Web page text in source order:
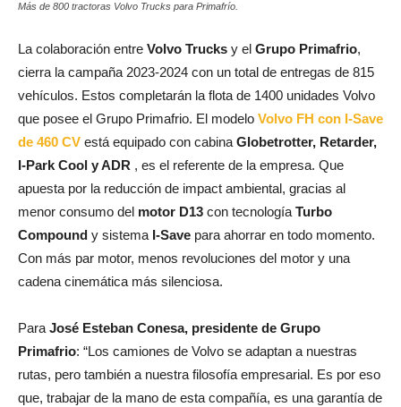
Más de 800 tractoras Volvo Trucks para Primafrío.
La colaboración entre Volvo Trucks y el Grupo Primafrio,
cierra la campaña 2023-2024 con un total de entregas de 815
vehículos. Estos completarán la flota de 1400 unidades Volvo
que posee el Grupo Primafrio. El modelo Volvo FH con I-Save
de 460 CV está equipado con cabina Globetrotter, Retarder,
I-Park Cool y ADR , es el referente de la empresa. Que
apuesta por la reducción de impact ambiental, gracias al
menor consumo del motor D13 con tecnología Turbo
Compound y sistema I-Save para ahorrar en todo momento.
Con más par motor, menos revoluciones del motor y una
cadena cinemática más silenciosa.
Para José Esteban Conesa, presidente de Grupo
Primafrio: “Los camiones de Volvo se adaptan a nuestras
rutas, pero también a nuestra filosofía empresarial. Es por eso
que, trabajar de la mano de esta compañía, es una garantía de